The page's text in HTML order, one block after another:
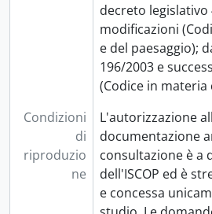
decreto legislativo
modificazioni
e del paesaggio);
196/2003 e
(Codice in materia
Condizioni
di
riproduzio
ne
L'autorizzazione
documentazione
consultazione è a
dell'ISCOP ed è
e concessa